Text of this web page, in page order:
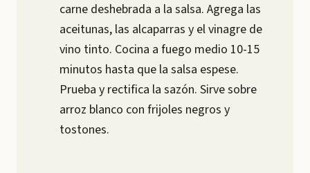
carne deshebrada a la salsa. Agrega las
aceitunas, las alcaparras y el vinagre de
vino tinto. Cocina a fuego medio 10-15
minutos hasta que la salsa espese.
Prueba y rectifica la sazón. Sirve sobre
arroz blanco con frijoles negros y
tostones.